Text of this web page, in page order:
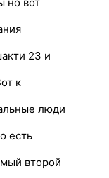
23 и
к
люди
есть
второй